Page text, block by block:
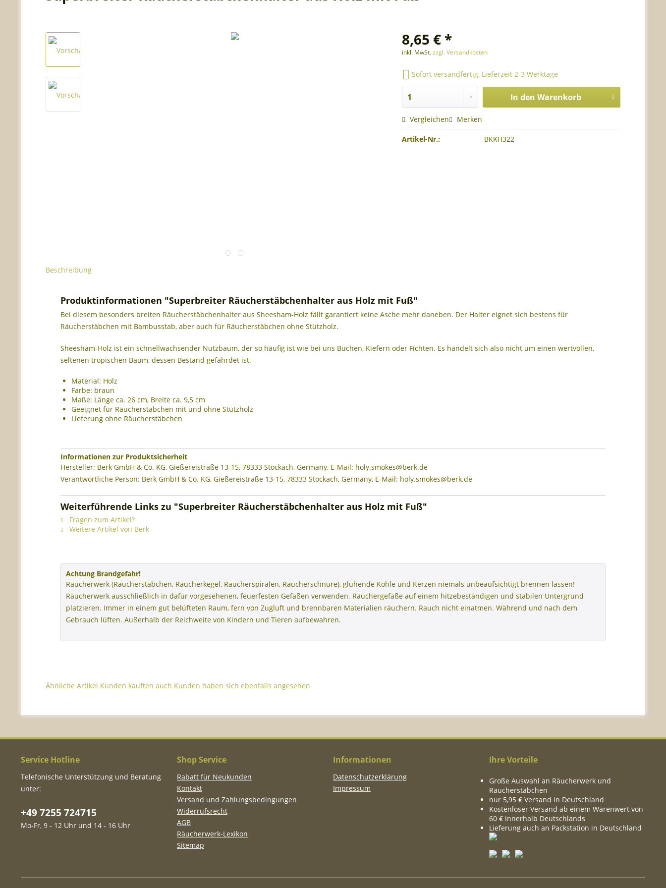
8,65 € *
inkl. MwSt.zzgl. Versandkosten
Sofort versandfertig, Lieferzeit 2-3 Werktage
In den Warenkorb
Vergleichen Merken
Artikel-Nr.: BKKH322
Beschreibung
Produktinformationen "Superbreiter Räucherstäbchenhalter aus Holz mit Fuß"
Bei diesem besonders breiten Räucherstäbchenhalter aus Sheesham-Holz fällt garantiert keine Asche mehr daneben. Der Halter eignet sich bestens für
Räucherstäbchen mit Bambusstab, aber auch für Räucherstäbchen ohne Stützholz.
Sheesham-Holz ist ein schnellwachsender Nutzbaum, der so häufig ist wie bei uns Buchen, Kiefern oder Fichten. Es handelt sich also nicht um einen wertvollen,
seltenen tropischen Baum, dessen Bestand gefährdet ist.
Material: Holz
Farbe: braun
Maße: Länge ca. 26 cm, Breite ca. 9,5 cm
Geeignet für Räucherstäbchen mit und ohne Stützholz
Lieferung ohne Räucherstäbchen
Informationen zur Produktsicherheit
Hersteller: Berk GmbH & Co. KG, Gießereistraße 13-15, 78333 Stockach, Germany, E-Mail: holy.smokes@berk.de
Verantwortliche Person: Berk GmbH & Co. KG, Gießereistraße 13-15, 78333 Stockach, Germany, E-Mail: holy.smokes@berk.de
Weiterführende Links zu "Superbreiter Räucherstäbchenhalter aus Holz mit Fuß"
Fragen zum Artikel?
Weitere Artikel von Berk
Achtung Brandgefahr!
Räucherwerk (Räucherstäbchen, Räucherkegel, Räucherspiralen, Räucherschnüre), glühende Kohle und Kerzen niemals unbeaufsichtigt brennen lassen!
Räucherwerk ausschließlich in dafür vorgesehenen, feuerfesten Gefäßen verwenden. Räuchergefäße auf einem hitzebeständigen und stabilen Untergrund
platzieren. Immer in einem gut belüfteten Raum, fern von Zugluft und brennbaren Materialien räuchern. Rauch nicht einatmen. Während und nach dem
Gebrauch lüften. Außerhalb der Reichweite von Kindern und Tieren aufbewahren.
Ähnliche Artikel Kunden kauften auch Kunden haben sich ebenfalls angesehen
Service Hotline
Telefonische Unterstützung und Beratung
unter:
+49 7255 724715
Mo-Fr, 9 - 12 Uhr und 14 - 16 Uhr
Shop Service
Rabatt für Neukunden
Kontakt
Versand und Zahlungsbedingungen
Widerrufsrecht
AGB
Räucherwerk-Lexikon
Sitemap
Informationen
Datenschutzerklärung
Impressum
Ihre Vorteile
Große Auswahl an Räucherwerk und
Räucherstäbchen
nur 5,95 € Versand in Deutschland
Kostenloser Versand ab einem Warenwert von
60 € innerhalb Deutschlands
Lieferung auch an Packstation in Deutschland